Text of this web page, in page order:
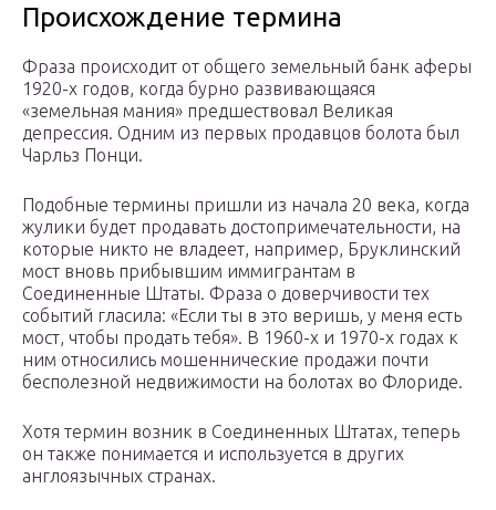
Происхождение термина
Фраза происходит от общего земельный банк аферы
1920-х годов, когда бурно развивающаяся
«земельная мания» предшествовал Великая
депрессия. Одним из первых продавцов болота был
Чарльз Понци.
Подобные термины пришли из начала 20 века, когда
жулики будет продавать достопримечательности, на
которые никто не владеет, например, Бруклинский
мост вновь прибывшим иммигрантам в
Соединенные Штаты. Фраза о доверчивости тех
событий гласила: «Если ты в это веришь, у меня есть
мост, чтобы продать тебя». В 1960-х и 1970-х годах к
ним относились мошеннические продажи почти
бесполезной недвижимости на болотах во Флориде.
Хотя термин возник в Соединенных Штатах, теперь
он также понимается и используется в других
англоязычных странах.